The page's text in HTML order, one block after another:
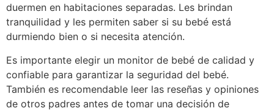
duermen en habitaciones separadas. Les brindan
tranquilidad y les permiten saber si su bebé está
durmiendo bien o si necesita atención.
Es importante elegir un monitor de bebé de calidad y
confiable para garantizar la seguridad del bebé.
También es recomendable leer las reseñas y opiniones
de otros padres antes de tomar una decisión de